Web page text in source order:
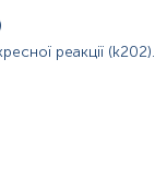
реакції (k202).